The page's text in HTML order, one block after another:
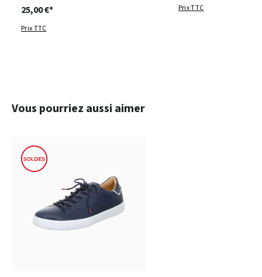
25,00 €*
Prix TTC
Prix TTC
Ignorer la galerie de produits
Vous pourriez aussi aimer